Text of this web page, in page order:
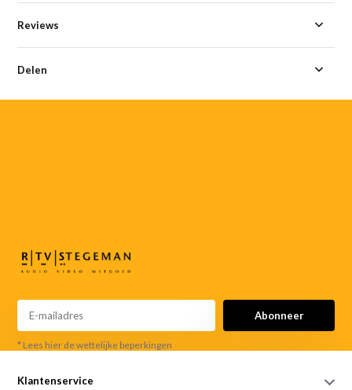
Reviews
Delen
Abonneer
* Lees hier de wettelijke beperkingen
Klantenservice